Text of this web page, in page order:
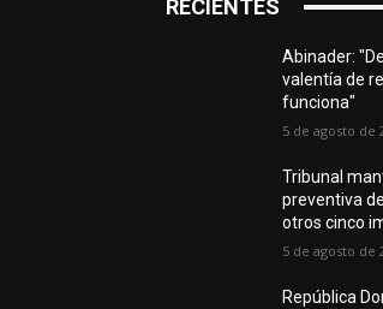
RECIENTES
Abinader:
valentía de
funciona"
5 de agosto de
Tribunal
preventiva
otros cinco
5 de agosto de
República